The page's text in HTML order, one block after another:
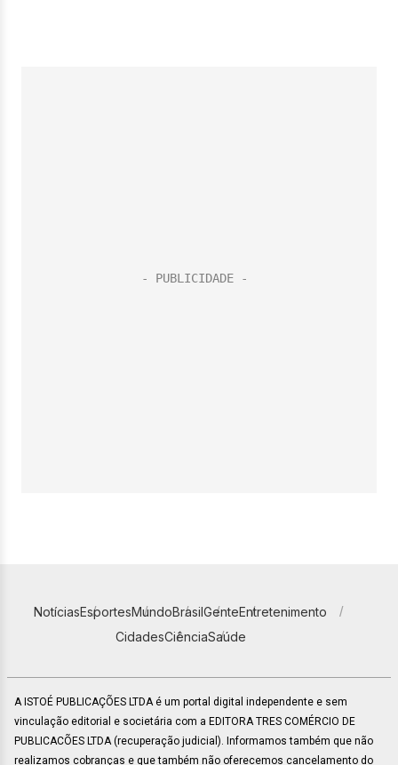
NotíciasEsportesMundoBrasilGenteEntretenimento
CidadesCiênciaSaúde
A ISTOÉ PUBLICAÇÕES LTDA é um portal digital independente e sem
vinculação editorial e societária com a EDITORA TRES COMÉRCIO DE
PUBLICACÕES LTDA (recuperação judicial). Informamos também que não
realizamos cobranças e que também não oferecemos cancelamento do